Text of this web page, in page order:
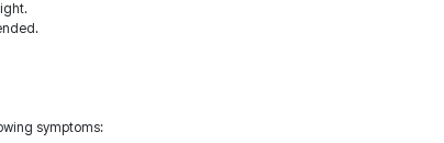
symptoms: